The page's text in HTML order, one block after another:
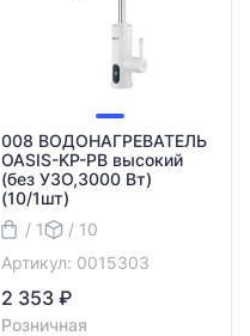
008 ВОДОНАГРЕВАТЕЛЬ
OASIS-KP-PB высокий
(без УЗО,3000 Вт)
(10/1шт)
/ 1
/ 10
Артикул: 0015303
2 353 ₽
Розничная